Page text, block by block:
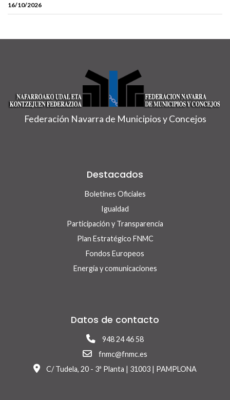
16/10/2026
Federación Navarra de Municipios y Concejos
Destacados
Boletines Oficiales
Igualdad
Participación y Transparencia
Plan Estratégico FNMC
Fondos Europeos
Energía y comunicaciones
Datos de contacto
948 24 46 58
fnmc@fnmc.es
C/ Tudela, 20 - 3ª Planta | 31003 | PAMPLONA